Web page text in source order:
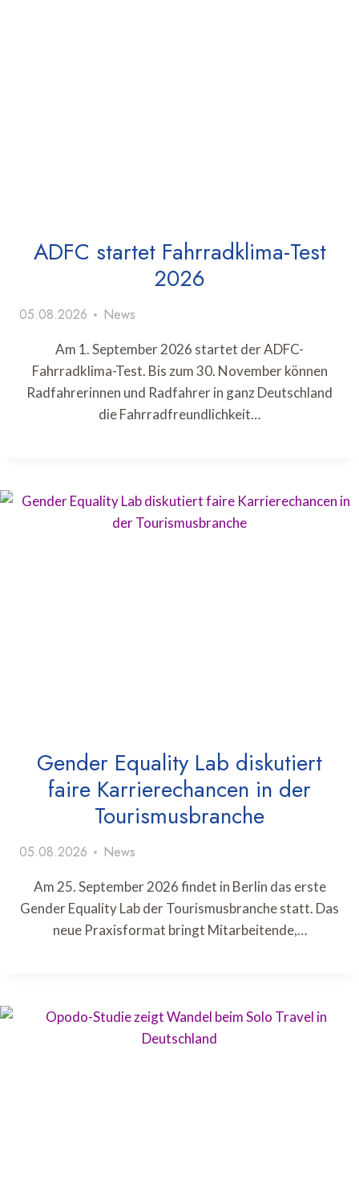
ADFC startet Fahrradklima-Test
2026
05.08.2026 News
Am 1. September 2026 startet der ADFC-
Fahrradklima-Test. Bis zum 30. November können
Radfahrerinnen und Radfahrer in ganz Deutschland
die Fahrradfreundlichkeit…
Gender Equality Lab diskutiert
faire Karrierechancen in der
Tourismusbranche
05.08.2026 News
Am 25. September 2026 findet in Berlin das erste
Gender Equality Lab der Tourismusbranche statt. Das
neue Praxisformat bringt Mitarbeitende,…